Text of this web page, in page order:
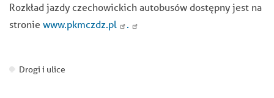
Rozkład jazdy czechowickich autobusów dostępny jest na
stronie www.pkmczdz.pl .
Drogi i ulice